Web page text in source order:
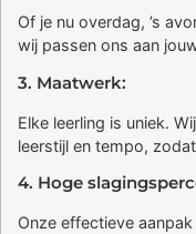
Of je nu overdag, ’s
wij passen ons aan
3. Maatwerk:
Elke leerling is uniek.
leerstijl en tempo,
4. Hoge
Onze effectieve